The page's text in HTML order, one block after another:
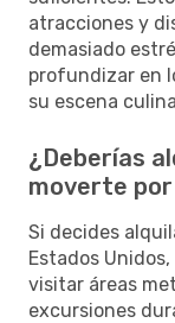
atracciones y
demasiado
profundizar en
su escena
¿Deberías
moverte
Si decides
Estados
visitar áreas
excursiones